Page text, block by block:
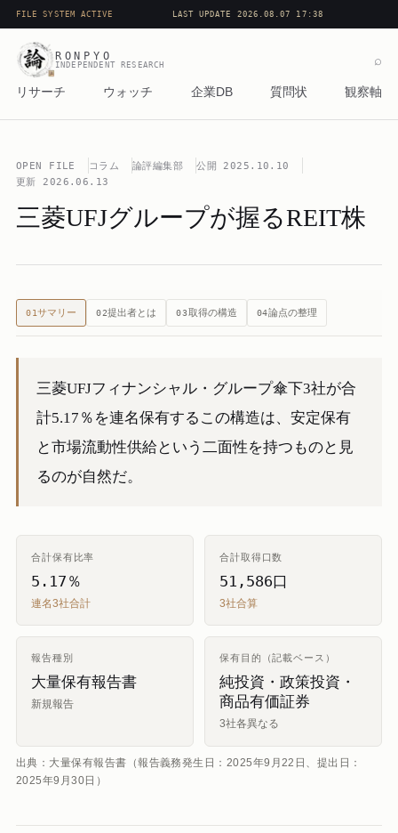
FILE SYSTEM ACTIVE LAST UPDATE 2026.08.07 17:38
RONPYO
INDEPENDENT RESEARCH
リサーチ ウォッチ 企業DB 質問状 観察軸
⌕
OPEN FILE コラム 論評編集部 公開 2025.10.10
更新 2026.06.13
三菱UFJグループが握るREIT株
01サマリー 02提出者とは 03取得の構造 04論点の整理
三菱UFJフィナンシャル・グループ傘下3社が合
計5.17％を連名保有するこの構造は、安定保有
と市場流動性供給という二面性を持つものと見
るのが自然だ。
合計保有比率
5.17％
連名3社合計
合計取得口数
51,586口
3社合算
報告種別
大量保有報告書
新規報告
保有目的（記載ベース）
純投資・政策投資・
商品有価証券
3社各異なる
出典：大量保有報告書（報告義務発生日：2025年9月22日、提出日：
2025年9月30日）